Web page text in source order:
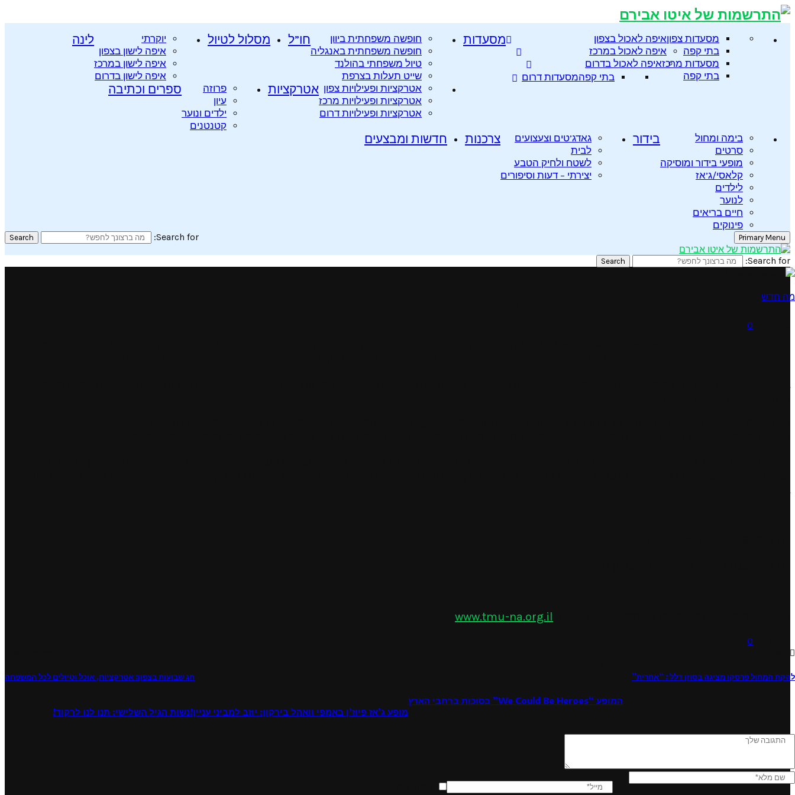
מסעדות איפה לאכול בצפוןמסעדות צפון
בתי קפה
איפה לאכול במרכז
מסעדות מרכז
בתי קפה
איפה לאכול בדרום
מסעדות דרוםבתי קפה
חו”ל
חופשה משפחתית ביוון
חופשה משפחתית באנגליה
טיול משפחתי בהולנד
שייט תעלות בצרפת
מסלול לטיול לינה
יוקרתי
איפה לישון בצפון
איפה לישון במרכז
איפה לישון בדרום
אטרקציות אטרקציות ופעילויות צפון
אטרקציות ופעילויות מרכז
אטרקציות ופעילויות דרום
ספרים וכתיבה
פרוזה
עיון
ילדים ונוער
קטנטנים
בידור
בימה ומחול
סרטים
מופעי בידור ומוסיקה
קלאסי/ג’אז
לילדים
לנוער
חיים בריאים
פינוקים
צרכנות
גאדג’טים וצעצועים
לבית
לשטח ולחיק הטבע
יצירתי – דעות וסיפורים
חדשות ומבצעים
Search for:
Search Primary Menu
Search for:
Search
מה חדש
0
במסעם אל עבר מקומות מופלאים הם פוגשים שלל דמויות צבעוניות, ממהרות ומלאות בעצות. המחזה עוסק בדיסוננס שבין הילדות לחיים בוגרים בצל המשבר
בני אלדר וגד קינר (קיסינגר)
www.tmu-na.org.il
0
להקת המחול פרסקו מציגה בסוזן דלל : “אחרית” חג שבועות בצפון: אטרקציות, אוכל וטיולים לכל המשפחה
המופע “We Could Be Heroes” בסוכות ברחבי הארץ
מופע ג’אז פיוז’ן באמפי וואהל בירקון: יוזב למביני עניין!נשות הגיל השלישי: תנו לנו לרקוד!